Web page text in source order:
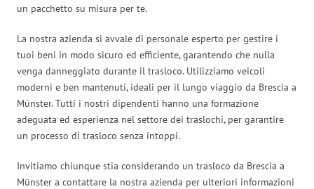
un pacchetto su misura per te.
La nostra azienda si avvale di personale esperto per gestire i
tuoi beni in modo sicuro ed efficiente, garantendo che nulla
venga danneggiato durante il trasloco. Utilizziamo veicoli
moderni e ben mantenuti, ideali per il lungo viaggio da Brescia a
Münster. Tutti i nostri dipendenti hanno una formazione
adeguata ed esperienza nel settore dei traslochi, per garantire
un processo di trasloco senza intoppi.
Invitiamo chiunque stia considerando un trasloco da Brescia a
Münster a contattare la nostra azienda per ulteriori informazioni